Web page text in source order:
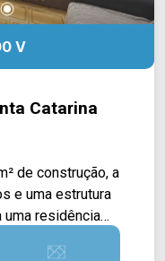
V
Catarina
de construção, a
e uma estrutura
uma residência
de